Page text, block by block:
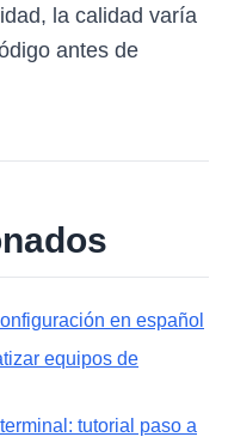
la calidad varía
antes de
en español
equipos de
tutorial paso a